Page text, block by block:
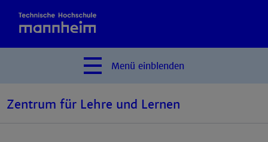
Menü einblenden
Zentrum für Lehre und Lernen